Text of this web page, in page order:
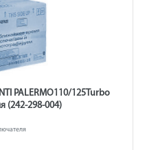
PALERMO110/125Turbo
(242-298-004)